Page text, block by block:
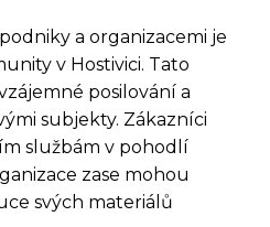
a organizacemi je
v Hostivici. Tato
posilování a
subjekty. Zákazníci
službám v pohodlí
zase mohou
svých materiálů